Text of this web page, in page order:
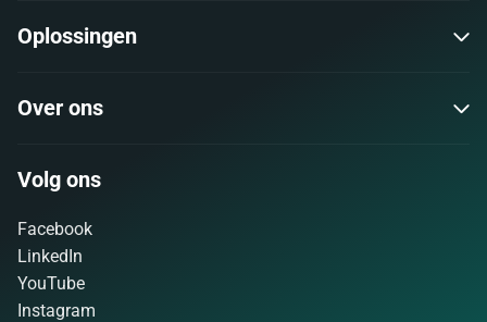
Oplossingen
Over ons
Volg ons
Facebook
LinkedIn
YouTube
Instagram